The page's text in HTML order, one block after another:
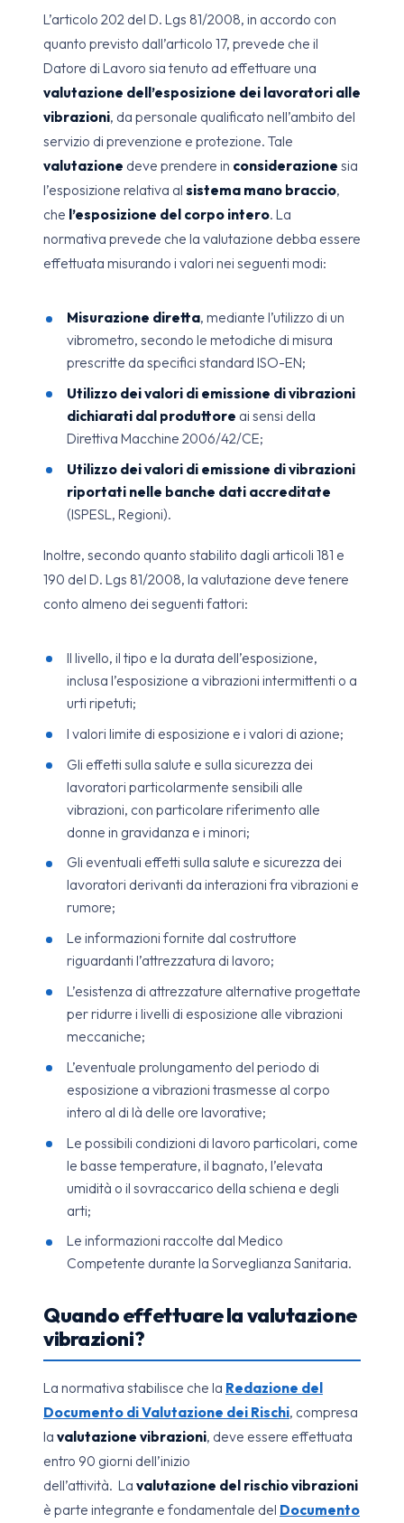
L’articolo 202 del D. Lgs 81/2008, in accordo con
quanto previsto dall’articolo 17, prevede che il
Datore di Lavoro sia tenuto ad effettuare una
valutazione dell’esposizione dei lavoratori alle
vibrazioni, da personale qualificato nell’ambito del
servizio di prevenzione e protezione. Tale
valutazione deve prendere in considerazione sia
l’esposizione relativa al sistema mano braccio,
che l’esposizione del corpo intero. La
normativa prevede che la valutazione debba essere
effettuata misurando i valori nei seguenti modi:
Misurazione diretta, mediante l’utilizzo di un
vibrometro, secondo le metodiche di misura
prescritte da specifici standard ISO-EN;
Utilizzo dei valori di emissione di vibrazioni
dichiarati dal produttore ai sensi della
Direttiva Macchine 2006/42/CE;
Utilizzo dei valori di emissione di vibrazioni
riportati nelle banche dati accreditate
(ISPESL, Regioni).
Inoltre, secondo quanto stabilito dagli articoli 181 e
190 del D. Lgs 81/2008, la valutazione deve tenere
conto almeno dei seguenti fattori:
Il livello, il tipo e la durata dell’esposizione,
inclusa l’esposizione a vibrazioni intermittenti o a
urti ripetuti;
I valori limite di esposizione e i valori di azione;
Gli effetti sulla salute e sulla sicurezza dei
lavoratori particolarmente sensibili alle
vibrazioni, con particolare riferimento alle
donne in gravidanza e i minori;
Gli eventuali effetti sulla salute e sicurezza dei
lavoratori derivanti da interazioni fra vibrazioni e
rumore;
Le informazioni fornite dal costruttore
riguardanti l’attrezzatura di lavoro;
L’esistenza di attrezzature alternative progettate
per ridurre i livelli di esposizione alle vibrazioni
meccaniche;
L’eventuale prolungamento del periodo di
esposizione a vibrazioni trasmesse al corpo
intero al di là delle ore lavorative;
Le possibili condizioni di lavoro particolari, come
le basse temperature, il bagnato, l’elevata
umidità o il sovraccarico della schiena e degli
arti;
Le informazioni raccolte dal Medico
Competente durante la Sorveglianza Sanitaria.
Quando effettuare la valutazione
vibrazioni?
La normativa stabilisce che la Redazione del
Documento di Valutazione dei Rischi, compresa
la valutazione vibrazioni, deve essere effettuata
entro 90 giorni dell’inizio
dell’attività. La valutazione del rischio vibrazioni
è parte integrante e fondamentale del Documento